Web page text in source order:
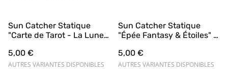
Sun Catcher Statique
"Carte de Tarot - La Lune
5,00 €
AUTRES VARIANTES DISPONIBLES
Sun Catcher Statique
"Épée Fantasy & Étoiles" –
5,00 €
AUTRES VARIANTES DISPONIBLES